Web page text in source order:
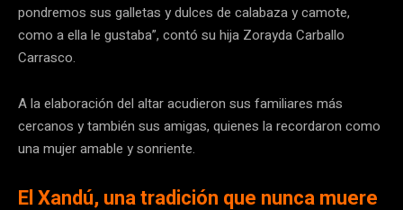
pondremos sus galletas y dulces de calabaza y camote,
como a ella le gustaba”, contó su hija Zorayda Carballo
Carrasco.
A la elaboración del altar acudieron sus familiares más
cercanos y también sus amigas, quienes la recordaron como
una mujer amable y sonriente.
El Xandú, una tradición que nunca muere